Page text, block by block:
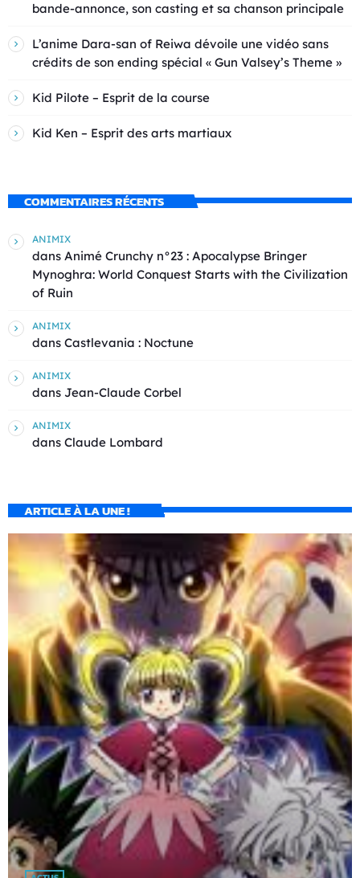
bande-annonce, son casting et sa chanson principale
L’anime Dara-san of Reiwa dévoile une vidéo sans
crédits de son ending spécial « Gun Valsey’s Theme »
Kid Pilote – Esprit de la course
Kid Ken – Esprit des arts martiaux
COMMENTAIRES RÉCENTS
ANIMIX
dans Animé Crunchy n°23 : Apocalypse Bringer
Mynoghra: World Conquest Starts with the Civilization
of Ruin
ANIMIX
dans Castlevania : Noctune
ANIMIX
dans Jean-Claude Corbel
ANIMIX
dans Claude Lombard
ARTICLE À LA UNE !